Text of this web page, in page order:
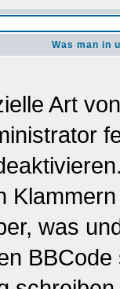
Was man in
Art
was